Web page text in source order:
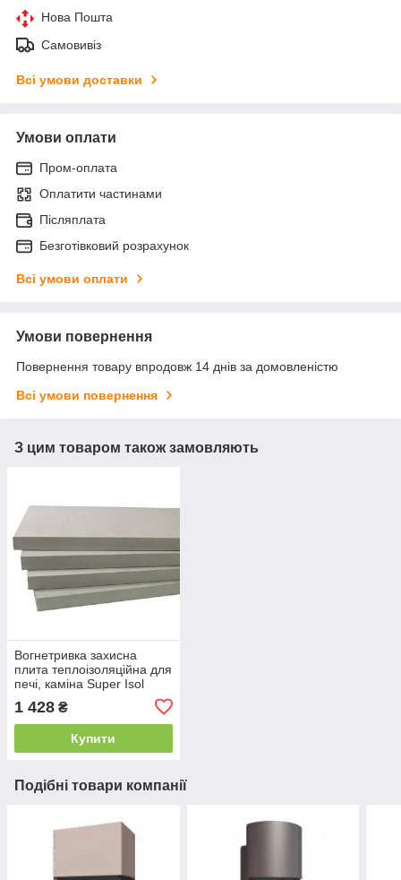
Нова Пошта
Самовивіз
Всі умови доставки
Умови оплати
Пром-оплата
Оплатити частинами
Післяплата
Безготівковий розрахунок
Всі умови оплати
Умови повернення
Повернення товару впродовж 14 днів за домовленістю
Всі умови повернення
З цим товаром також замовляють
Вогнетривка захисна
плита теплоізоляційна для
печі, каміна Super Isol
1000/610/30 мм Суперізол
21010028
1 428 ₴
Купити
Подібні товари компанії